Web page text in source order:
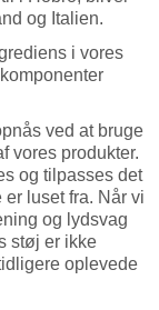
og Italien.
i vores
ved at bruge
vores produkter.
og tilpasses det
luset fra. Når vi
og lydsvag
støj er ikke
oplevede